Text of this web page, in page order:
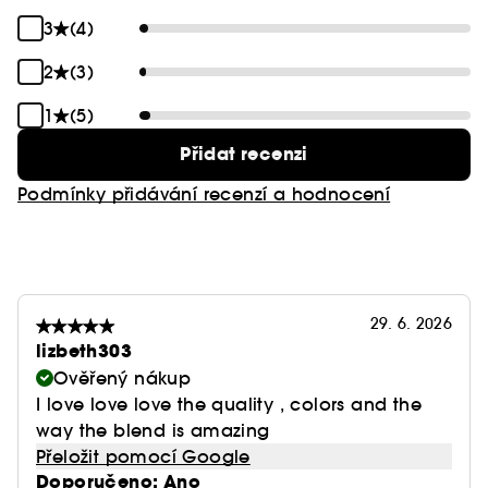
hydratační složení očních stínů se krásně nanáší
mastek, parabeny ani ftaláty.
3
(4)
2
(3)
1
(5)
Přidat recenzi
Podmínky přidávání recenzí a hodnocení
29. 6. 2026
lizbeth303
Ověřený nákup
I love love love the quality , colors and the
way the blend is amazing
Přeložit pomocí Google
Doporučeno: Ano